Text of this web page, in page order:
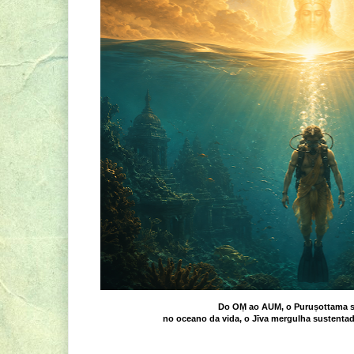
Do OṂ ao AUM, o Puruṣottama
no oceano da vida, o Jīva mergulha